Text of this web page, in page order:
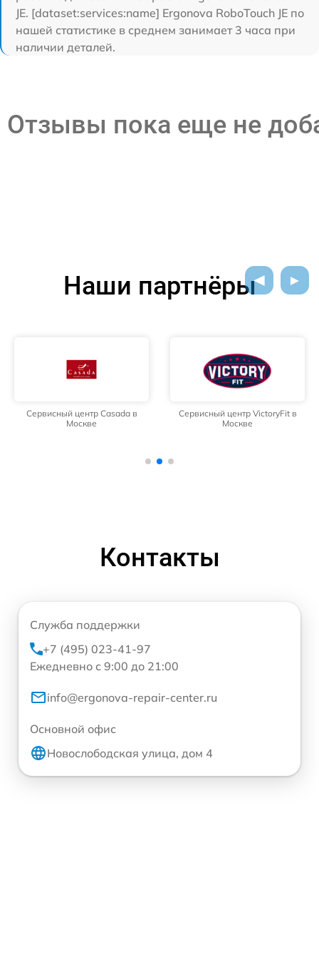
JE. [dataset:services:name] Ergonova RoboTouch JE по
нашей статистике в среднем занимает 3 часа при
наличии деталей.
Отзывы пока еще не
Наши партнёры
Сервисный центр Casada в
Москве
Сервисный центр VictoryFit в
Москве
Контакты
Служба поддержки
+7 (495) 023-41-97
Ежедневно с 9:00 до 21:00
info@ergonova-repair-center.ru
Основной офис
Новослободская улица, дом 4